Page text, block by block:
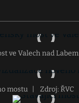
ve Valech nad Labem
mostu Zdroj: ŘVC